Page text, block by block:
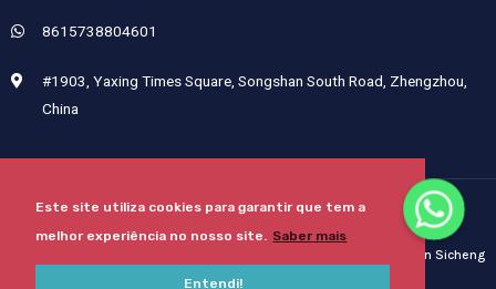
Este site utiliza cookies para garantir que tem a
melhor experiência no nosso site. Saber mais
Entendi!
8615738804601
#1903, Yaxing Times Square, Songshan South Road, Zhengzhou,
China
Copyright © 2024 Henan Sicheng Abrasives Tech Co., Ltd.
Desenvolvido Por Henan Sicheng